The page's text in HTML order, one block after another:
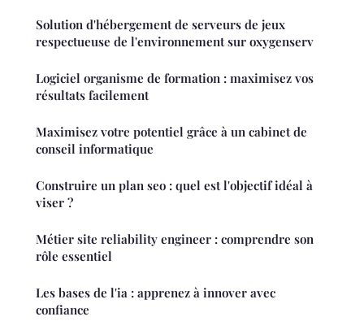
Solution d'hébergement de serveurs de jeux
respectueuse de l'environnement sur oxygenserv
Logiciel organisme de formation : maximisez vos
résultats facilement
Maximisez votre potentiel grâce à un cabinet de
conseil informatique
Construire un plan seo : quel est l'objectif idéal à
viser ?
Métier site reliability engineer : comprendre son
rôle essentiel
Les bases de l'ia : apprenez à innover avec
confiance